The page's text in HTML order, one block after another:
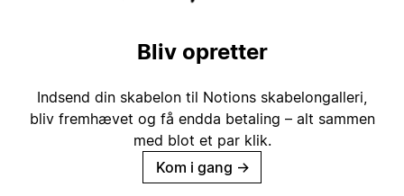
Bliv opretter
Indsend din skabelon til Notions skabelongalleri,
bliv fremhævet og få endda betaling – alt sammen
med blot et par klik.
Kom i gang →